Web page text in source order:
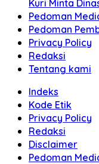
Kuri Minta
Pedoman
Pedoman
Privacy Policy
Redaksi
Tentang kami
Indeks
Kode Etik
Privacy Policy
Redaksi
Disclaimer
Pedoman